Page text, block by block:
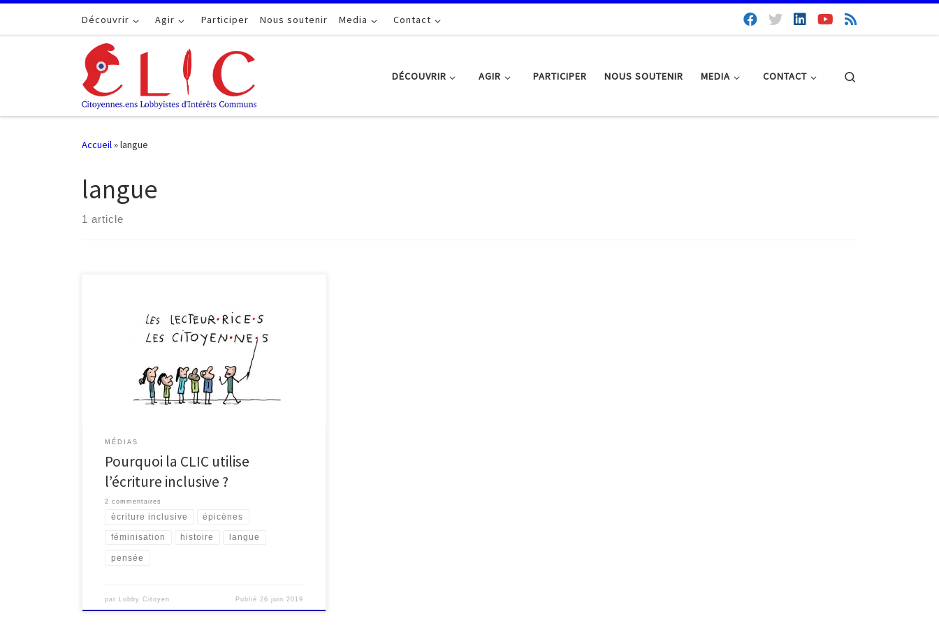
Passer au contenuDécouvrir Agir Participer Nous soutenir Media Contact
DÉCOUVRIR AGIR PARTICIPER NOUS SOUTENIR MEDIA CONTACT
Accueil »langue
langue
1 article
Certaines.ains trouvent que l’écriture inclusive, c’est
moche, c’est illisible, c’est un combat contre notre
belle langue, c’est un combat d’arrière garde, etc.
D’autres au contraire affirment qu’il s’agit là d’une […]
MÉDIAS
Pourquoi la CLIC utilise
l’écriture inclusive ?
2 commentaires
écriture inclusive épicènes
féminisation histoire langue
pensée
par Lobby Citoyen Publié 26 juin 2019